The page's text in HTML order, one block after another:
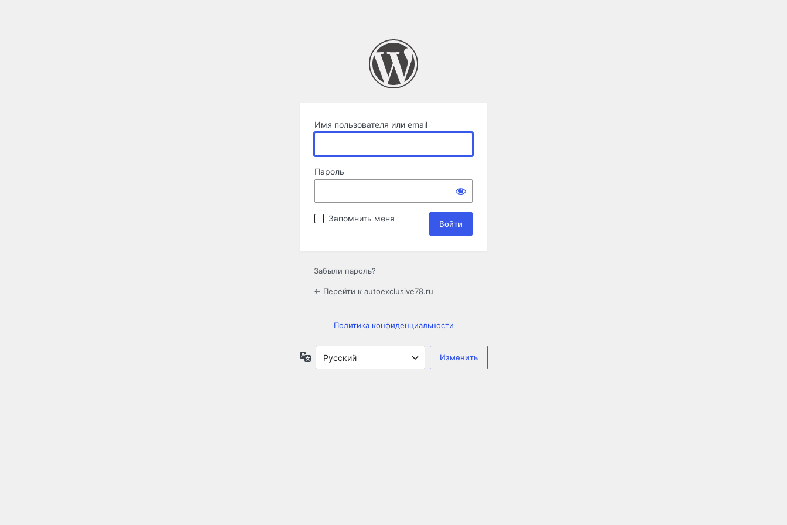
Имя пользователя или email
Пароль
Запомнить меня
Забыли пароль?
← Перейти к autoexclusive78.ru
Политика конфиденциальности
Язык